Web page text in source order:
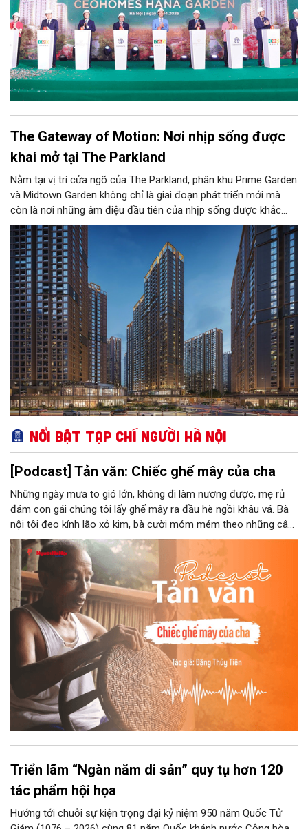
The Gateway of Motion: Nơi nhịp sống được
khai mở tại The Parkland
Nằm tại vị trí cửa ngõ của The Parkland, phân khu Prime Garden
và Midtown Garden không chỉ là giai đoạn phát triển mới mà
còn là nơi những âm điệu đầu tiên của nhịp sống được khắc
hoạ. Tại đây, không gian sống, kết nối cộng đồng và hệ tiện ích
được sắp đặt có chủ đích, đủ để cư dân thế hệ mới cảm nhận
rõ một đời sống đang dần hình thành với bản sắc riêng.
Nổi bật Tạp chí Người Hà Nội
[Podcast] Tản văn: Chiếc ghế mây của cha
Những ngày mưa to gió lớn, không đi làm nương được, mẹ rủ
đám con gái chúng tôi lấy ghế mây ra đầu hè ngồi khâu vá. Bà
nội tôi đeo kính lão xỏ kim, bà cười móm mém theo những câu
chuyện kể tếu táo của đám trẻ chúng tôi. Chiếc ghế mây phát
ra âm thanh kin kít chịu đựng sức nặng cơ thể con người theo
những điệu cười khúc khích.
Triển lãm “Ngàn năm di sản” quy tụ hơn 120
tác phẩm hội họa
Hướng tới chuỗi sự kiện trọng đại kỷ niệm 950 năm Quốc Tử